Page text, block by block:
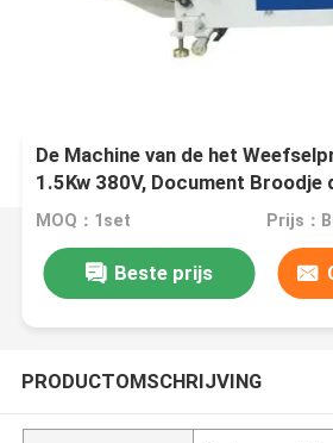
De Machine van de het
1.5Kw 380V, Document Broodje
maken het Automatische Tellen
MOQ：1set Prijs：
Beste prijs
PRODUCTOMSCHRIJVING